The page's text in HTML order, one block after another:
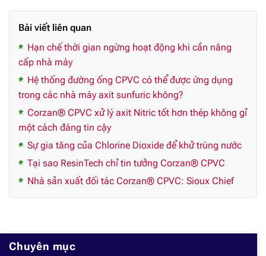
Bài viết liên quan
Hạn chế thời gian ngừng hoạt động khi cần nâng
cấp nhà máy
Hệ thống đường ống CPVC có thể được ứng dụng
trong các nhà máy axit sunfuric không?
Corzan® CPVC xử lý axit Nitric tốt hơn thép không gỉ
một cách đáng tin cậy
Sự gia tăng của Chlorine Dioxide để khử trùng nước
Tại sao ResinTech chỉ tin tưởng Corzan® CPVC
Nhà sản xuất đối tác Corzan® CPVC: Sioux Chief
Chuyên mục